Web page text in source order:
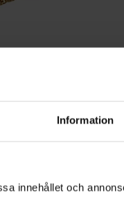
Information
innehållet och